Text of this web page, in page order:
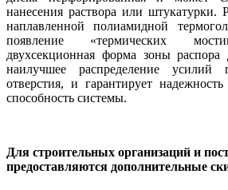
нанесения раствора или штукатурки.
наплавленной полиамидной
появление «термических
двухсекционная форма зоны распора
наилучшее распределение
отверстия, и гарантирует
способность системы.
Для строительных организаций и
предоставляются дополнительные